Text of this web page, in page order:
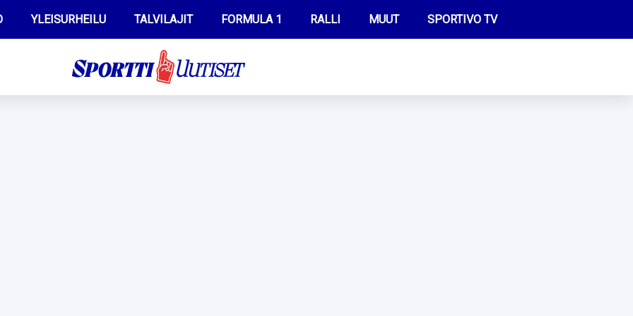
YLEISURHEILU TALVILAJIT FORMULA 1 RALLI MUUT SPORTIVO TV